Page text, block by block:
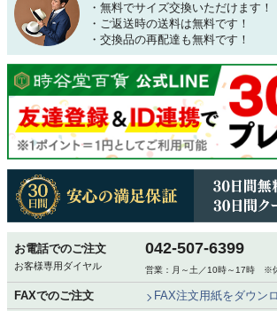
・無料でサイズ交換いただけます！
・ご返送時の送料は無料です！
・交換品の再配達も無料です！
お電話でのご注文
お客様専用ダイヤル
042-507-6399
営業：月～土／10時～17時 ※
FAXでのご注文
FAX注文用紙をダウン